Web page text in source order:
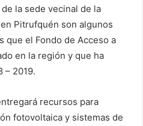
la sede vecinal de la
Pitrufquén son algunos
que el Fondo de Acceso a
en la región y que ha
– 2019.
recursos para
fotovoltaica y sistemas de